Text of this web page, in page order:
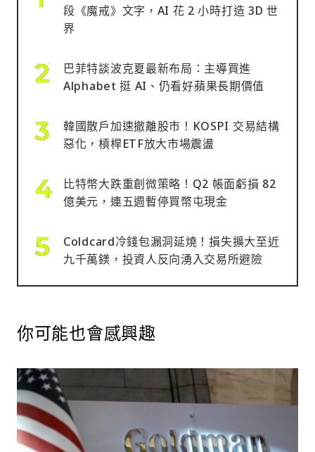
段《魔戒》文字，AI 花 2 小時打造 3D 世
界
巴菲特談波克夏最新布局：主導買進
Alphabet 挺 AI、仍看好蘋果長期價值
韓國散戶加速撤離股市！KOSPI 交易結構
惡化，槓桿ETF放大市場震盪
比特幣大跌重創微策略！Q2 帳面虧損 82
億美元，連五週暫停買幣屯現金
Coldcard冷錢包漏洞延燒！損失擴大至近
九千萬鎂，投資人反向湧入交易所避險
你可能也會感興趣